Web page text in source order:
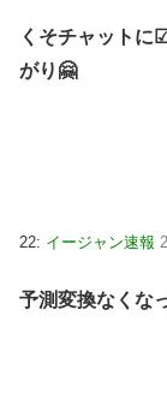
くそチャット
がり🤗
22: イージャン速報
予測変換なくな